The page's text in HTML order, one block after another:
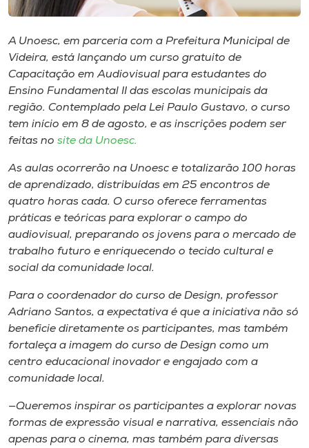
Museu
Unoesc
Store
Selecione
o idioma
A Unoesc, em parceria com a Prefeitura Municipal de
Videira, está lançando um curso gratuito de
Capacitação em Audiovisual para estudantes do
Ensino Fundamental II das escolas municipais da
região. Contemplado pela Lei Paulo Gustavo, o curso
tem início em 8 de agosto, e as inscrições podem ser
feitas no site da Unoesc.
As aulas ocorrerão na Unoesc e totalizarão 100 horas
de aprendizado, distribuídas em 25 encontros de
quatro horas cada. O curso oferece ferramentas
práticas e teóricas para explorar o campo do
audiovisual, preparando os jovens para o mercado de
trabalho futuro e enriquecendo o tecido cultural e
social da comunidade local.
Para o coordenador do curso de Design, professor
Adriano Santos, a expectativa é que a iniciativa não só
beneficie diretamente os participantes, mas também
fortaleça a imagem do curso de Design como um
centro educacional inovador e engajado com a
comunidade local.
—Queremos inspirar os participantes a explorar novas
formas de expressão visual e narrativa, essenciais não
apenas para o cinema, mas também para diversas